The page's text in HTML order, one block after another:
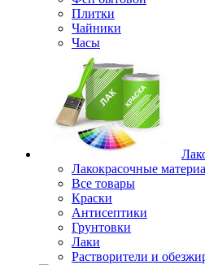
Плитки
Чайники
Часы
Лакокрасочные
Все товары
Краски
Антисептики
Грунтовки
Лаки
Растворители и